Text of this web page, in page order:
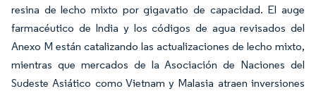
resina de lecho mixto por gigavatio de capacidad. El auge
farmacéutico de India y los códigos de agua revisados del
Anexo M están catalizando las actualizaciones de lecho mixto,
mientras que mercados de la Asociación de Naciones del
Sudeste Asiático como Vietnam y Malasia atraen inversiones